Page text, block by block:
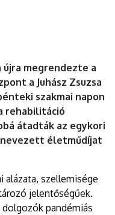
újra megrendezte a
a Juhász Zsuzsa
szakmai napon
rehabilitáció
átadták az egykori
életműdíjat
alázata, szellemisége
jelentőségűek.
pandémiás